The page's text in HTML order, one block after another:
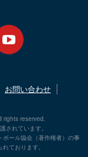
お問い合わせ
rights reserved.
されています。
ール協会（著作権者）の事
ております。